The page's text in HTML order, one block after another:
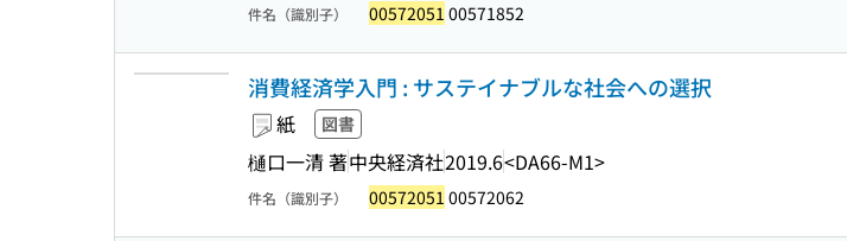
件名（識別子） 00572051 00571852
消費経済学入門 : サステイナブルな社会への選択
紙 図書
樋口一清 著中央経済社2019.6<DA66-M1>
件名（識別子） 00572051 00572062